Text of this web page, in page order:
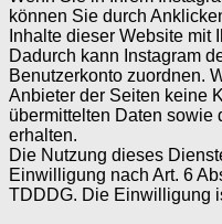
können Sie durch
Inhalte dieser Website mit
Dadurch kann Instagram
Benutzerkonto zuordnen.
Anbieter der Seiten keine
übermittelten Daten sowie
erhalten.
Die Nutzung dieses
Einwilligung nach Art. 6
TDDDG. Die Einwilligung